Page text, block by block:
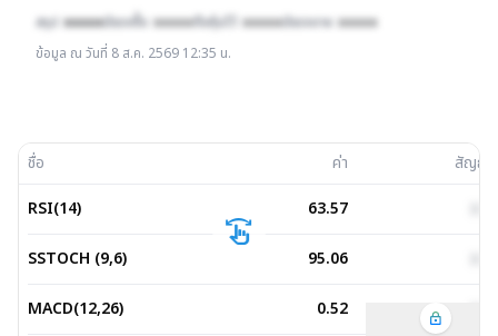
สรุป :xxxxxมีแรงซื้อ :xxxxxถือหุ้นไว้ :xxxxxมีแรงขาย :xxxxx
ข้อมูล ณ วันที่ 8 ส.ค. 2569 12:35 น.
ชื่อ ค่า
สัญญ
RSI(14)
63.57
SSTOCH (9,6) 95.06
MACD(12,26) 0.52
swipe